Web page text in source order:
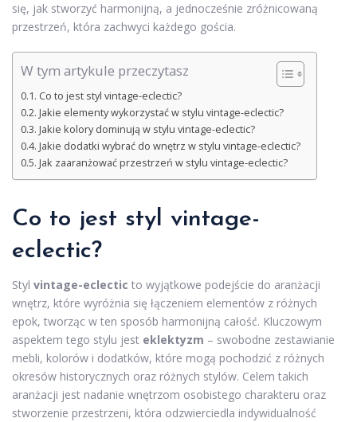
się, jak stworzyć harmonijną, a jednocześnie zróżnicowaną
przestrzeń, która zachwyci każdego gościa.
W tym artykule przeczytasz
Co to jest styl vintage-eclectic?
Jakie elementy wykorzystać w stylu vintage-eclectic?
Jakie kolory dominują w stylu vintage-eclectic?
Jakie dodatki wybrać do wnętrz w stylu vintage-eclectic?
Jak zaaranżować przestrzeń w stylu vintage-eclectic?
Co to jest styl vintage-
eclectic?
Styl vintage-eclectic to wyjątkowe podejście do aranżacji
wnętrz, które wyróżnia się łączeniem elementów z różnych
epok, tworząc w ten sposób harmonijną całość. Kluczowym
aspektem tego stylu jest eklektyzm – swobodne zestawianie
mebli, kolorów i dodatków, które mogą pochodzić z różnych
okresów historycznych oraz różnych stylów. Celem takich
aranżacji jest nadanie wnętrzom osobistego charakteru oraz
stworzenie przestrzeni, która odzwierciedla indywidualność